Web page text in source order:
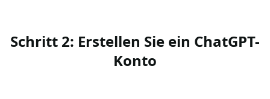
Schritt 2: Erstellen Sie ein ChatGPT-
Konto